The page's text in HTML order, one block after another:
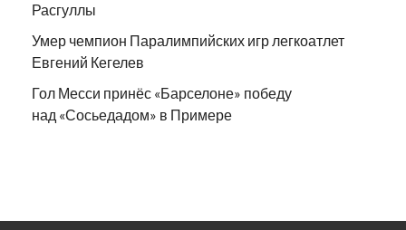
Расгуллы
Умер чемпион Паралимпийских игр легкоатлет
Евгений Кегелев
Гол Месси принёс «Барселоне» победу
над «Сосьедадом» в Примере